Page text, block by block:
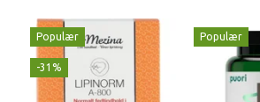
Populær
-31%
Populær